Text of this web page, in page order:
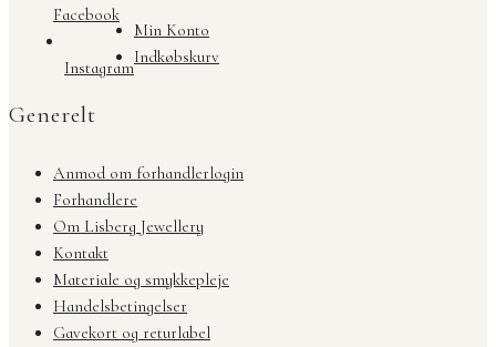
Facebook
Instagram
Min Konto
Indkøbskurv
Generelt
Anmod om forhandlerlogin
Forhandlere
Om Lisberg Jewellery
Kontakt
Materiale og smykkepleje
Handelsbetingelser
Gavekort og returlabel